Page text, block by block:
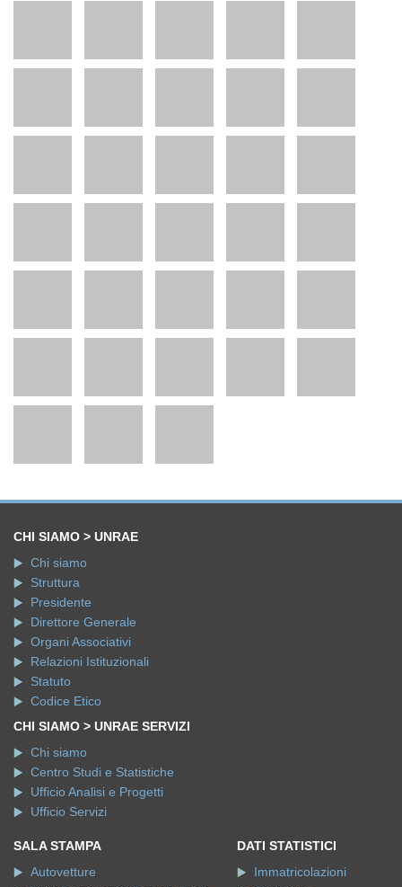
CHI SIAMO > UNRAE
Chi siamo
Struttura
Presidente
Direttore Generale
Organi Associativi
Relazioni Istituzionali
Statuto
Codice Etico
CHI SIAMO > UNRAE SERVIZI
Chi siamo
Centro Studi e Statistiche
Ufficio Analisi e Progetti
Ufficio Servizi
SALA STAMPA
Autovetture
DATI STATISTICI
Immatricolazioni